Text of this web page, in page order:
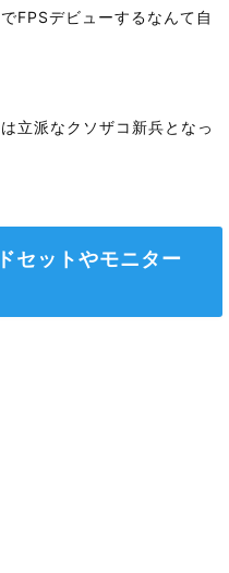
FPSデビューするなんて自
立派なクソザコ新兵となっ
セットやモニター